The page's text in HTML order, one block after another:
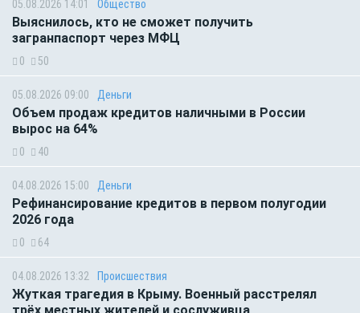
05.08.2026 14:01 Общество
Выяснилось, кто не сможет получить
загранпаспорт через МФЦ
0 50
05.08.2026 09:00 Деньги
Объем продаж кредитов наличными в России
вырос на 64%
0 40
04.08.2026 15:00 Деньги
Рефинансирование кредитов в первом полугодии
2026 года
0 64
04.08.2026 13:32 Происшествия
Жуткая трагедия в Крыму. Военный расстрелял
трёх местных жителей и сослуживца